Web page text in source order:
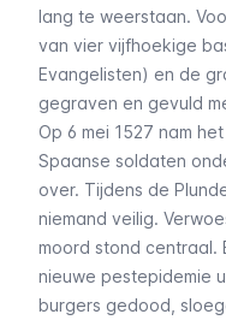
lang te weerstaan.
van vier vijfhoekige
Evangelisten) en de
gegraven en gevuld
Op 6 mei 1527 nam
Spaanse soldaten
over. Tijdens de
niemand veilig.
moord stond centraal.
nieuwe pestepidemie
burgers gedood,